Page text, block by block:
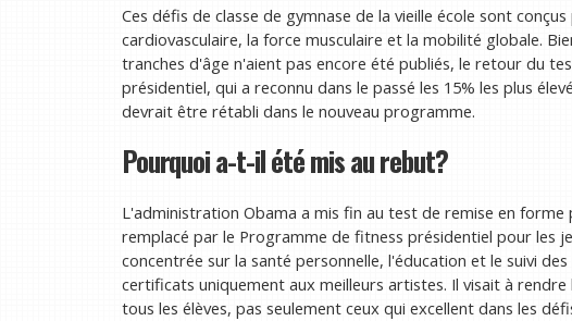
Ces défis de classe de gymnase de la vieille école sont
cardiovasculaire, la force musculaire et la mobilité globale.
tranches d'âge n'aient pas encore été publiés, le retour du
présidentiel, qui a reconnu dans le passé les 15% les plus
devrait être rétabli dans le nouveau programme.
Pourquoi a-t-il été mis au rebut?
L'administration Obama a mis fin au test de remise en forme
remplacé par le Programme de fitness présidentiel pour les
concentrée sur la santé personnelle, l'éducation et le suivi
certificats uniquement aux meilleurs artistes. Il visait à
tous les élèves, pas seulement ceux qui excellent dans les